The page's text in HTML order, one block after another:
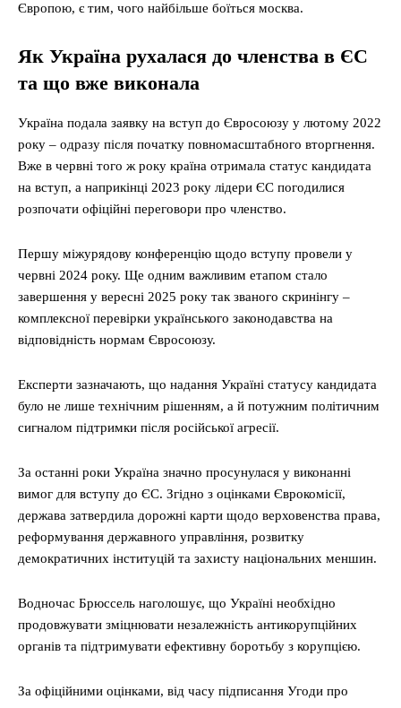
Європою, є тим, чого найбільше боїться москва.
Як Україна рухалася до членства в ЄС
та що вже виконала
Україна подала заявку на вступ до Євросоюзу у лютому 2022
року – одразу після початку повномасштабного вторгнення.
Вже в червні того ж року країна отримала статус кандидата
на вступ, а наприкінці 2023 року лідери ЄС погодилися
розпочати офіційні переговори про членство.
Першу міжурядову конференцію щодо вступу провели у
червні 2024 року. Ще одним важливим етапом стало
завершення у вересні 2025 року так званого скринінгу –
комплексної перевірки українського законодавства на
відповідність нормам Євросоюзу.
Експерти зазначають, що надання Україні статусу кандидата
було не лише технічним рішенням, а й потужним політичним
сигналом підтримки після російської агресії.
За останні роки Україна значно просунулася у виконанні
вимог для вступу до ЄС. Згідно з оцінками Єврокомісії,
держава затвердила дорожні карти щодо верховенства права,
реформування державного управління, розвитку
демократичних інституцій та захисту національних меншин.
Водночас Брюссель наголошує, що Україні необхідно
продовжувати зміцнювати незалежність антикорупційних
органів та підтримувати ефективну боротьбу з корупцією.
За офіційними оцінками, від часу підписання Угоди про